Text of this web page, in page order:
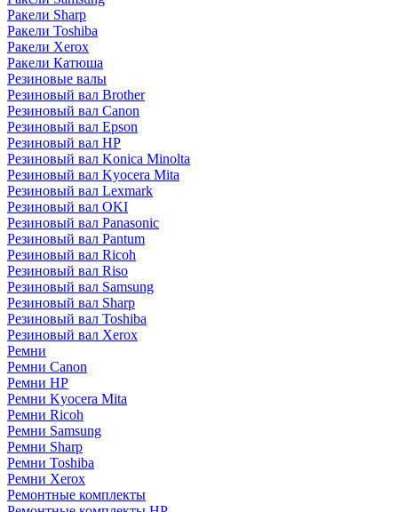
Ракели Sharp
Ракели Toshiba
Ракели Xerox
Ракели Катюша
Резиновые валы
Резиновый вал Brother
Резиновый вал Canon
Резиновый вал Epson
Резиновый вал HP
Резиновый вал Konica Minolta
Резиновый вал Kyocera Mita
Резиновый вал Lexmark
Резиновый вал OKI
Резиновый вал Panasonic
Резиновый вал Pantum
Резиновый вал Ricoh
Резиновый вал Riso
Резиновый вал Samsung
Резиновый вал Sharp
Резиновый вал Toshiba
Резиновый вал Xerox
Ремни
Ремни Canon
Ремни HP
Ремни Kyocera Mita
Ремни Ricoh
Ремни Samsung
Ремни Sharp
Ремни Toshiba
Ремни Xerox
Ремонтные комплекты